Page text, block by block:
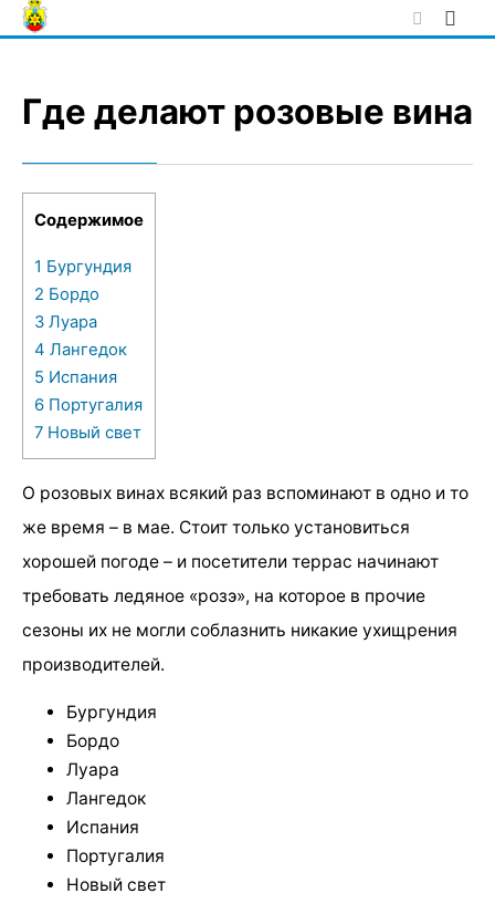
Skip
to
Где делают розовые вина
Содержимое
1 Бургундия
2 Бордо
3 Луара
4 Лангедок
5 Испания
6 Португалия
7 Новый свет
О розовых винах всякий раз вспоминают в одно и то
же время – в мае. Стоит только установиться
хорошей погоде – и посетители террас начинают
требовать ледяное «розэ», на которое в прочие
сезоны их не могли соблазнить никакие ухищрения
производителей.
Бургундия
Бордо
Луара
Лангедок
Испания
Португалия
Новый свет